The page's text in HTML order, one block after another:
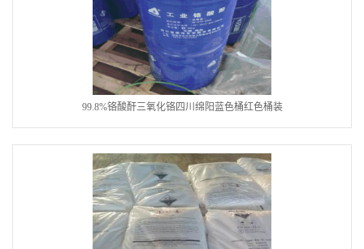
99.8%铬酸酐三氧化铬四川绵阳蓝色桶红色桶装